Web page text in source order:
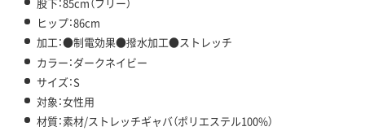
ヒップ：86cm
加工：●制電効果●撥水加工●ストレッチ
カラー：ダークネイビー
サイズ：S
対象：女性用
材質：素材/ストレッチギャバ（ポリエステル100%）